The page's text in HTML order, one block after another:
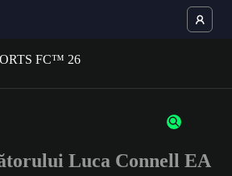
of 3 characters or numbers
Luca Connell EA